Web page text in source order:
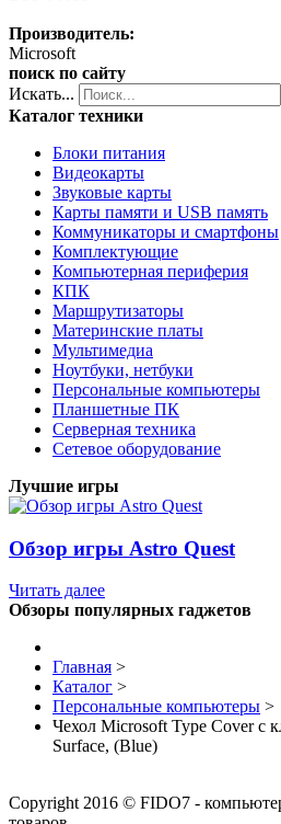
Производитель:
Microsoft
поиск по сайту
Искать...
Каталог техники
Блоки питания
Видеокарты
Звуковые карты
Карты памяти и USB память
Коммуникаторы и смартфоны
Комплектующие
Компьютерная периферия
КПК
Маршрутизаторы
Материнские платы
Мультимедиа
Ноутбуки, нетбуки
Персональные компьютеры
Планшетные ПК
Серверная техника
Сетевое оборудование
Лучшие игры
Обзор игры Astro Quest
Читать далее
Обзоры популярных гаджетов
Главная >
Каталог >
Персональные компьютеры >
Чехол Microsoft Type Cover c
Surface, (Blue)
Copyright 2016 © FIDO7 -